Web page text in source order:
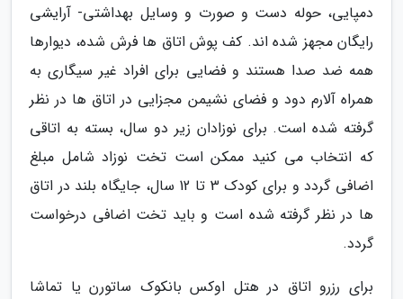
دمپایی، حوله دست و صورت و وسایل بهداشتی- آرایشی
رایگان مجهز شده اند. کف پوش اتاق ها فرش شده، دیوارها
همه ضد صدا هستند و فضایی برای افراد غیر سیگاری به
همراه آلارم دود و فضای نشیمن مجزایی در اتاق ها در نظر
گرفته شده است. برای نوزادان زیر دو سال، بسته به اتاقی
که انتخاب می کنید ممکن است تخت نوزاد شامل مبلغ
اضافی گردد و برای کودک 3 تا 12 سال، جایگاه بلند در اتاق
ها در نظر گرفته شده است و باید تخت اضافی درخواست
گردد.
برای رزرو اتاق در هتل اوکس بانکوک ساتورن یا تماشا